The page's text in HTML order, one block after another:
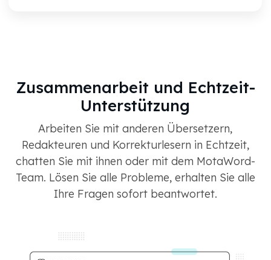
Zusammenarbeit und Echtzeit-
Unterstützung
Arbeiten Sie mit anderen Übersetzern,
Redakteuren und Korrekturlesern in Echtzeit,
chatten Sie mit ihnen oder mit dem MotaWord-
Team. Lösen Sie alle Probleme, erhalten Sie alle
Ihre Fragen sofort beantwortet.